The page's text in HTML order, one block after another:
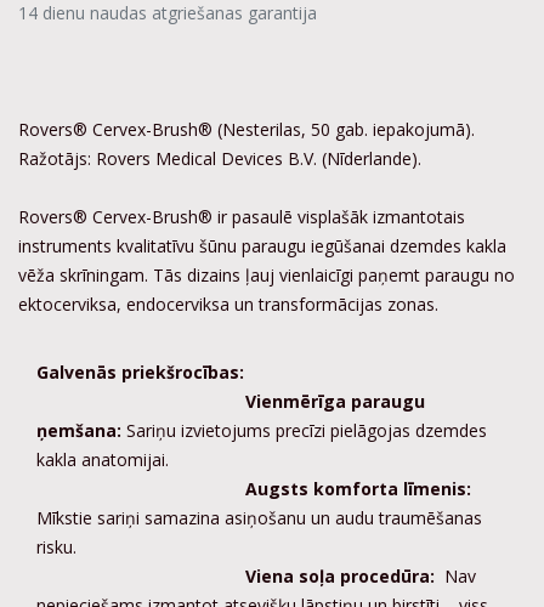
14 dienu naudas atgriešanas garantija
Rovers® Cervex-Brush® (Nesterilas, 50 gab. iepakojumā).
Ražotājs: Rovers Medical Devices B.V. (Nīderlande).
Rovers® Cervex-Brush® ir pasaulē visplašāk izmantotais
instruments kvalitatīvu šūnu paraugu iegūšanai dzemdes kakla
vēža skrīningam. Tās dizains ļauj vienlaicīgi paņemt paraugu no
ektocerviksa, endocerviksa un transformācijas zonas.
Galvenās priekšrocības:
Vienmērīga paraugu
ņemšana: Sariņu izvietojums precīzi pielāgojas dzemdes
kakla anatomijai.
Augsts komforta līmenis:
Mīkstie sariņi samazina asiņošanu un audu traumēšanas
risku.
Viena soļa procedūra: Nav